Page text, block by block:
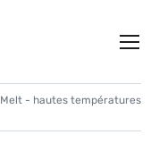
Melt - hautes températures